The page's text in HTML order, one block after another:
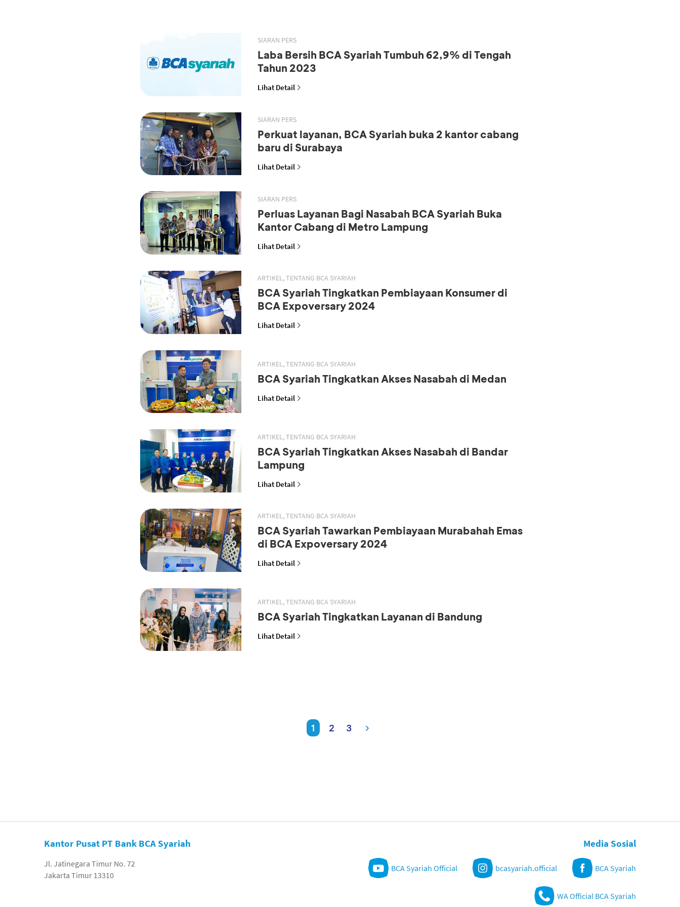
SIARAN PERS
Laba Bersih BCA Syariah Tumbuh 62,9% di Tengah
Tahun 2023
Lihat Detail
SIARAN PERS
Perkuat layanan, BCA Syariah buka 2 kantor cabang
baru di Surabaya
Lihat Detail
SIARAN PERS
Perluas Layanan Bagi Nasabah BCA Syariah Buka
Kantor Cabang di Metro Lampung
Lihat Detail
ARTIKEL, TENTANG BCA SYARIAH
BCA Syariah Tingkatkan Pembiayaan Konsumer di
BCA Expoversary 2024
Lihat Detail
ARTIKEL, TENTANG BCA SYARIAH
BCA Syariah Tingkatkan Akses Nasabah di Medan
Lihat Detail
ARTIKEL, TENTANG BCA SYARIAH
BCA Syariah Tingkatkan Akses Nasabah di Bandar
Lampung
Lihat Detail
ARTIKEL, TENTANG BCA SYARIAH
BCA Syariah Tawarkan Pembiayaan Murabahah Emas
di BCA Expoversary 2024
Lihat Detail
ARTIKEL, TENTANG BCA SYARIAH
BCA Syariah Tingkatkan Layanan di Bandung
Lihat Detail
1 2 3
Kantor Pusat PT Bank BCA Syariah
Jl. Jatinegara Timur No. 72
Jakarta Timur 13310
Media Sosial
BCA Syariah Official bcasyariah.official BCA Syariah
WA Official BCA Syariah